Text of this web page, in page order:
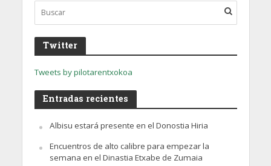
Twitter
Tweets by pilotarentxokoa
Entradas recientes
Albisu estará presente en el Donostia Hiria
Encuentros de alto calibre para empezar la
semana en el Dinastia Etxabe de Zumaia